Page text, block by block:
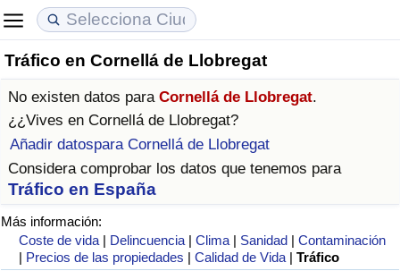
Tráfico en Cornellá de Llobregat
No existen datos para Cornellá de Llobregat.
¿¿Vives en Cornellá de Llobregat?
Añadir datospara Cornellá de Llobregat
Considera comprobar los datos que tenemos para
Tráfico en España
Más información:
Coste de vida | Delincuencia |Clima | Sanidad |Contaminación
| Precios de las propiedades |Calidad de Vida |Tráfico
Coste de vida
Índice de Costo de Vida (Actual)
Índice de Costo de Vida
Índice de costo de vida por país
en aqaba
Precios de las propiedades
Índice de Precios de Inmuebles (Actual)
Índice de Precios de Inmuebles
Índice de Precios de Inmuebles por País
Calidad de Vida
Índice de Calidad de Vida
Índice de Calidad de Vida (Actual)
Índice de calidad de vida por país
Delincuencia